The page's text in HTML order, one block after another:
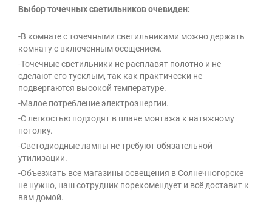
Выбор точечных светильников очевиден:
-В комнате с точечными светильниками можно держать
комнату с включенным осещением.
-Точечные светильники не расплавят полотно и не
сделают его тусклым, так как практически не
подвергаются высокой температуре.
-Малое потребление электроэнергии.
-С легкостью подходят в плане монтажа к натяжному
потолку.
-Светодиодные лампы не требуют обязательной
утилизации.
-Объезжать все магазины освещения в Солнечногорске
не нужно, наш сотрудник порекомендует и всё доставит к
вам домой.